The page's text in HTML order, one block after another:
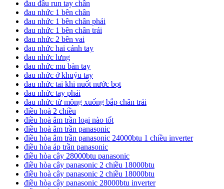
đau đầu run tay chân
đau nhức 1 bên chân
đau nhức 1 bên chân phải
đau nhức 1 bên chân trái
đau nhức 2 bên vai
đau nhức hai cánh tay
đau nhức lưng
đau nhức mu bàn tay
đau nhức ở khuỷu tay
đau nhức tai khi nuốt nước bọt
đau nhức tay phải
đau nhức từ mông xuống bắp chân trái
điều hoà 2 chiều
điều hoà âm trần loại nào tốt
điều hoà âm trần panasonic
điều hòa âm trần panasonic 24000btu 1 chiều inverter
điều hòa áp trần panasonic
điều hòa cây 28000btu panasonic
điều hòa cây panasonic 2 chiều 18000btu
điều hoà cây panasonic 2 chiều 18000btu
điều hòa cây panasonic 28000btu inverter